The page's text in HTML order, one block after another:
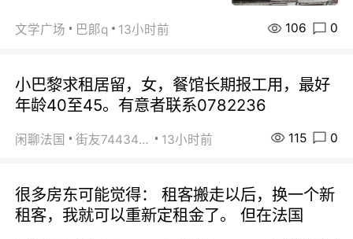
文学广场 巴郞q 13小时前 106 0
小巴黎求租居留，女，餐馆长期报工用，最好
年龄40至45。有意者联系0782236
闲聊法国 街友74434350 13小时前 115 0
很多房东可能觉得： 租客搬走以后，换一个新
租客，我就可以重新定租金了。 但在法国